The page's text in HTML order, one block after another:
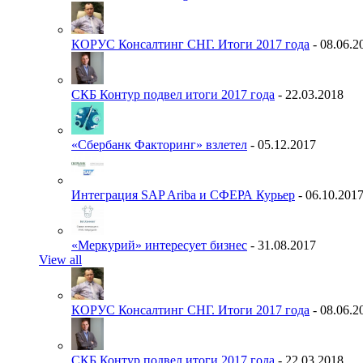
КОРУС Консалтинг СНГ. Итоги 2017 года -
СКБ Контур подвел итоги 2017 года - 22.03.2018
«Сбербанк Факторинг» взлетел - 05.12.2017
Интеграция SAP Ariba и СФЕРА Курьер - 06.10.2017
«Меркурий» интересует бизнес - 31.08.2017
View all
КОРУС Консалтинг СНГ. Итоги 2017 года -